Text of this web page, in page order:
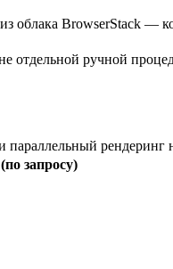
BrowserStack —
отдельной ручной
рендеринг
запросу)